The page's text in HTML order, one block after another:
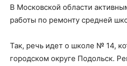
В Московской области
работы по ремонту средней
Так, речь идет о школе № 14,
городском округе Подольск.